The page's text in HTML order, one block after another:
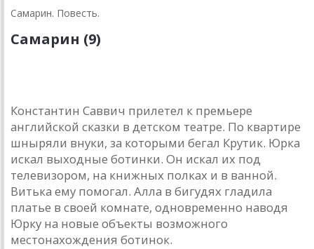
Самарин. Повесть.
Самарин (9)
Константин Саввич прилетел к премьере
английской сказки в детском театре. По квартире
шныряли внуки, за которыми бегал Крутик. Юрка
искал выходные ботинки. Он искал их под
телевизором, на книжных полках и в ванной.
Витька ему помогал. Алла в бигудях гладила
платье в своей комнате, одновременно наводя
Юрку на новые объекты возможного
местонахождения ботинок.